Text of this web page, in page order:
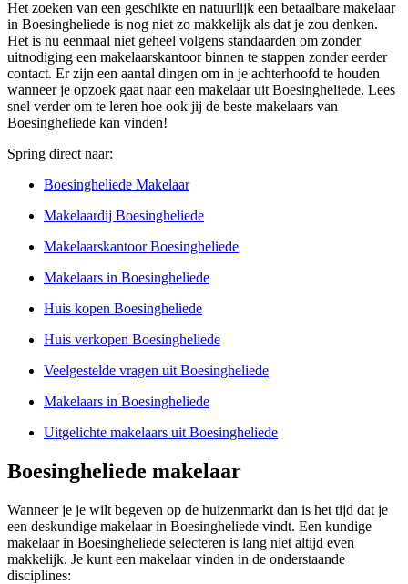
Het zoeken van een geschikte en natuurlijk een betaalbare makelaar
in Boesingheliede is nog niet zo makkelijk als dat je zou denken.
Het is nu eenmaal niet geheel volgens standaarden om zonder
uitnodiging een makelaarskantoor binnen te stappen zonder eerder
contact. Er zijn een aantal dingen om in je achterhoofd te houden
wanneer je opzoek gaat naar een makelaar uit Boesingheliede. Lees
snel verder om te leren hoe ook jij de beste makelaars van
Boesingheliede kan vinden!
Spring direct naar:
Boesingheliede Makelaar
Makelaardij Boesingheliede
Makelaarskantoor Boesingheliede
Makelaars in Boesingheliede
Huis kopen Boesingheliede
Huis verkopen Boesingheliede
Veelgestelde vragen uit Boesingheliede
Makelaars in Boesingheliede
Uitgelichte makelaars uit Boesingheliede
Boesingheliede makelaar
Wanneer je je wilt begeven op de huizenmarkt dan is het tijd dat je
een deskundige makelaar in Boesingheliede vindt. Een kundige
makelaar in Boesingheliede selecteren is lang niet altijd even
makkelijk. Je kunt een makelaar vinden in de onderstaande
disciplines: